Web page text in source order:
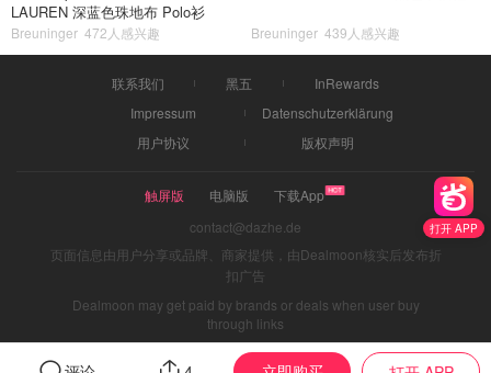
打开 APP
LAUREN 深蓝色珠地布 Polo衫
Breuninger 472人感兴趣 Breuninger 439人感兴趣
联系我们 黑五
InRewards
Impressum
Datenschutzerklärung
用户协议
版权声明
触屏版 电脑版
下载App
contact@dazhe.de
页面信息由用户分享或品牌、商家提供，由Dealmoon核实后发布折
扣广告
Dealmoon may get paid by brands or deals when user buy
through links